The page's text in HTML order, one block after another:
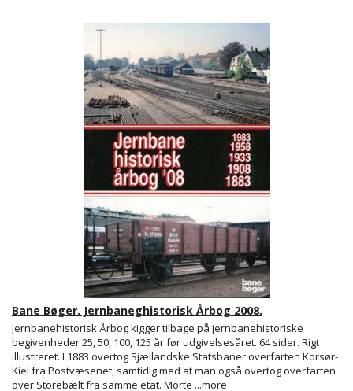
Bane Bøger. Jernbaneghistorisk Årbog 2008.
Jernbanehistorisk Årbog kigger tilbage på jernbanehistoriske
begivenheder 25, 50, 100, 125 år før udgivelsesåret. 64 sider. Rigt
illustreret. I 1883 overtog Sjællandske Statsbaner overfarten Korsør-
Kiel fra Postvæsenet, samtidig med at man også overtog overfarten
over Storebælt fra samme etat. Morte ...more